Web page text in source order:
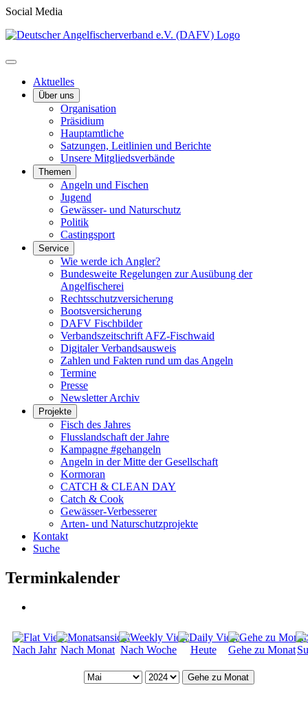
Social Media
Aktuelles
Über uns
Organisation
Präsidium
Hauptamtliche
Satzungen, Leitlinien und Berichte
Unsere Mitgliedsverbände
Themen
Angeln und Fischen
Jugend
Gewässer- und Naturschutz
Politik
Castingsport
Service
Wie werde ich Angler?
Bundesweite Regelungen zur Ausübung der
Angelfischerei
Rechtsschutzversicherung
Bootsversicherung
DAFV Fischbilder
Verbandszeitschrift AFZ-Fischwaid
Digitaler Verbandsausweis
Zahlen und Fakten rund um das Angeln
Termine
Presse
Newsletter Archiv
Projekte
Fisch des Jahres
Flusslandschaft der Jahre
Kampagne #gehangeln
Angeln in der Mitte der Gesellschaft
Kormoran
CATCH & CLEAN DAY
Catch & Cook
Gewässer-Verbesserer
Arten- und Naturschutzprojekte
Kontakt
Suche
Terminkalender
Nach Jahr Nach Monat Nach Woche Heute Gehe zu Monat
Gehe zu Monat